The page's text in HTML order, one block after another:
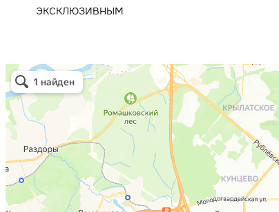
эксклюзивным